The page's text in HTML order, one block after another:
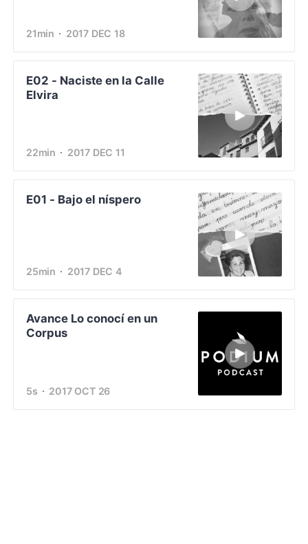
21min 2017 DEC 18
E02 - Naciste en la Calle
Elvira
22min 2017 DEC 11
E01 - Bajo el níspero
25min 2017 DEC 4
Avance Lo conocí en un
Corpus
5s 2017 OCT 26